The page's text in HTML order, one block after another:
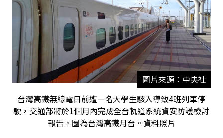
圖片來源：中央社
台灣高鐵無線電日前遭一名大學生駭入導致4班列車停
駛，交通部將於1個月內完成全台軌道系統資安防護檢討
報告。圖為台灣高鐵月台。資料照片